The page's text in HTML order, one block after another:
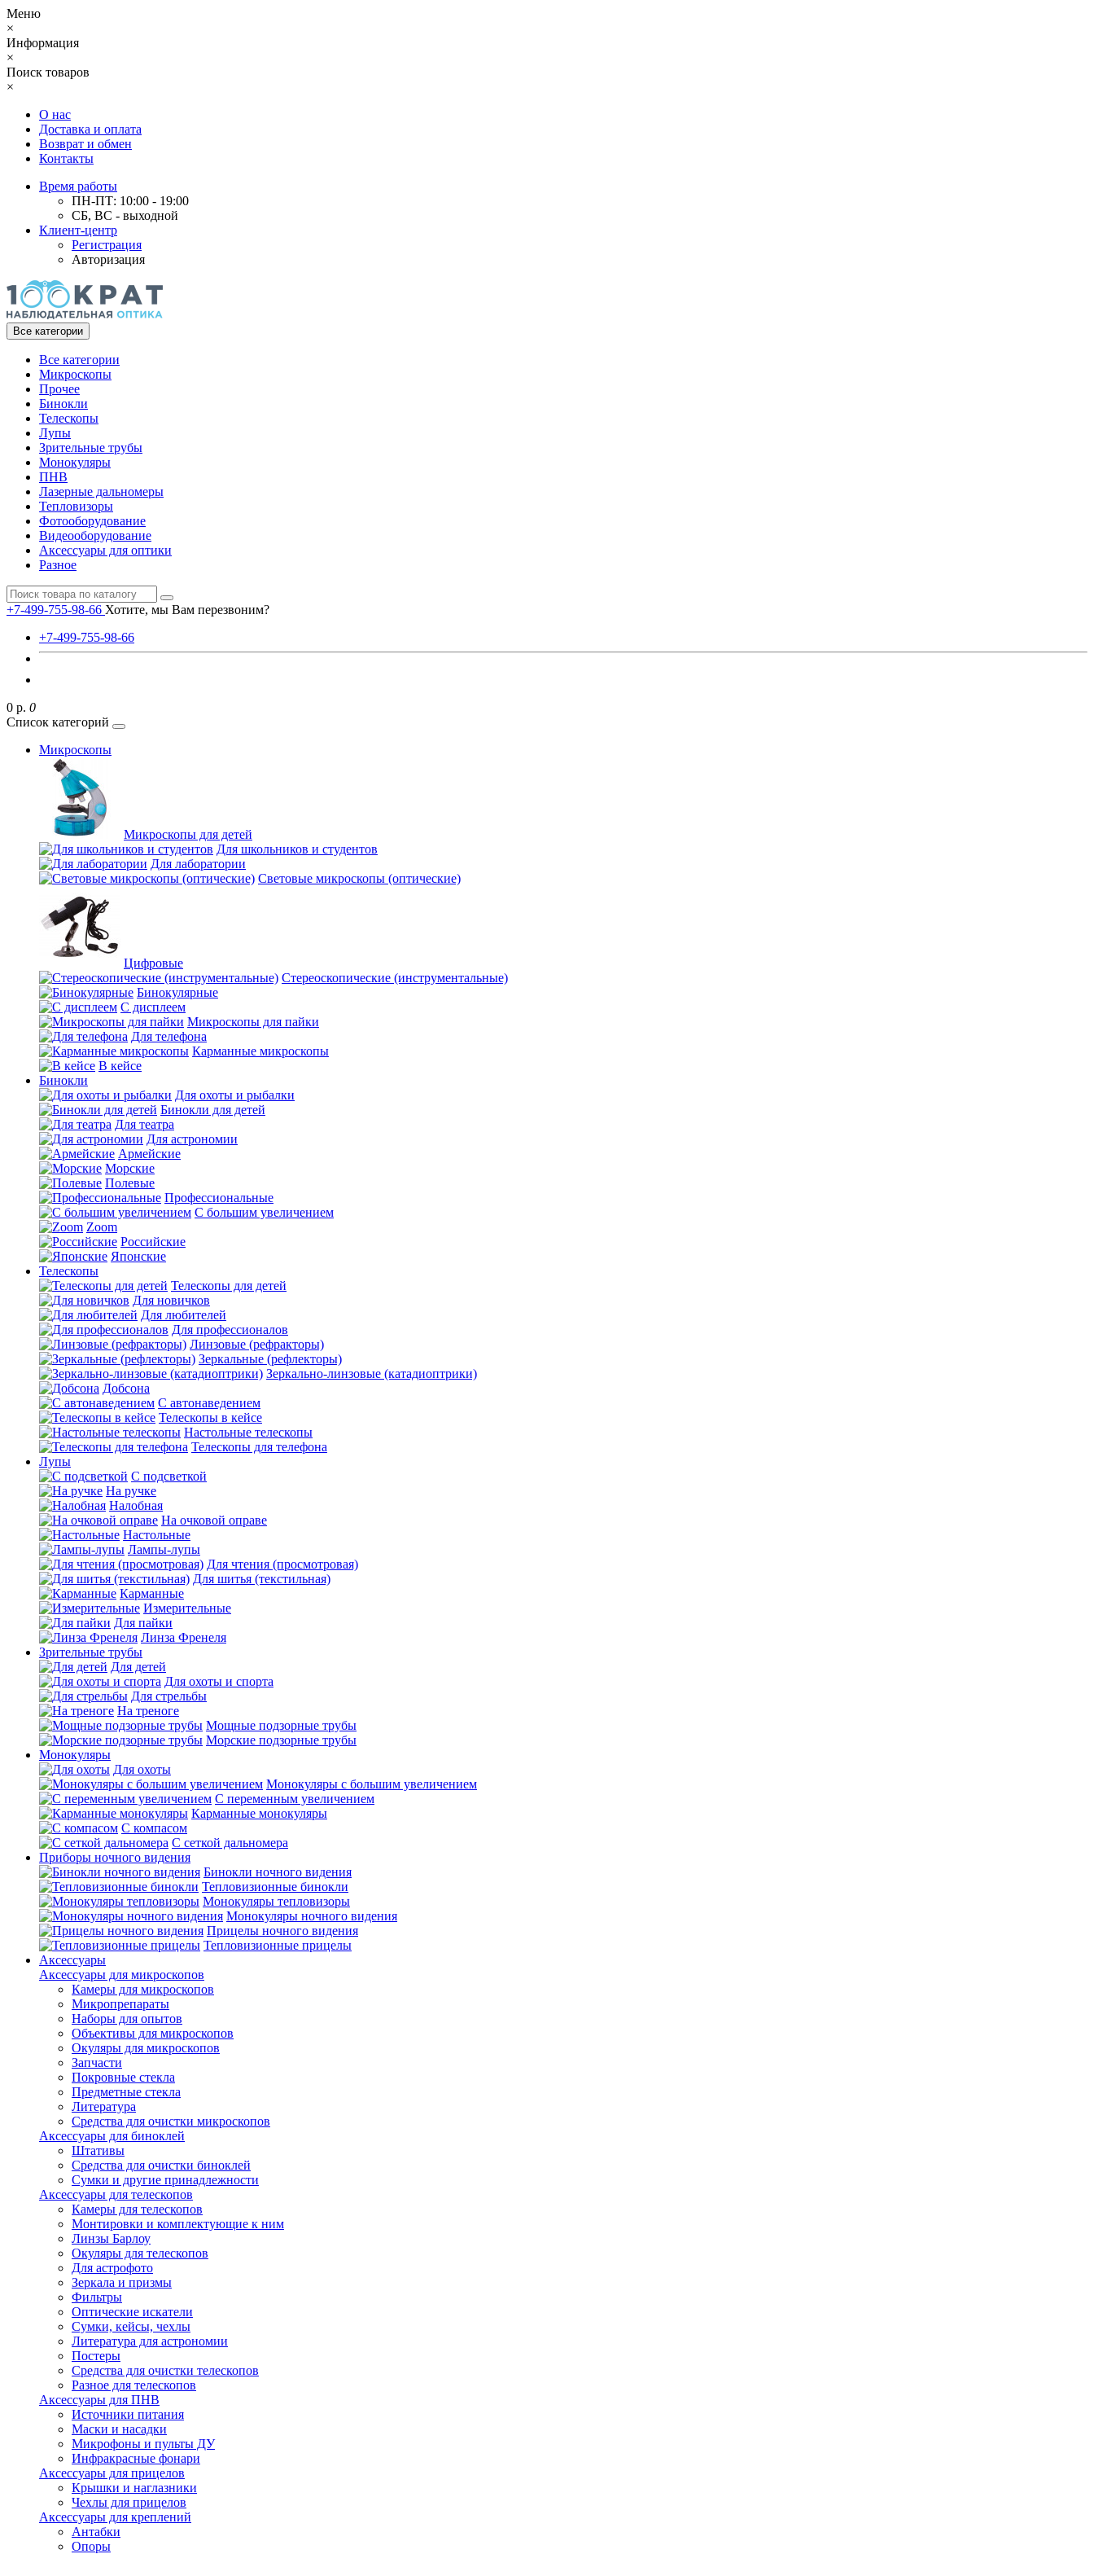
Меню
×
Информация
×
Поиск товаров
×
О нас
Доставка и оплата
Возврат и обмен
Контакты
Время работы
ПН-ПТ: 10:00 - 19:00
СБ, ВС - выходной
Клиент-центр
Регистрация
Авторизация
Все категории
Все категории
Микроскопы
Прочее
Бинокли
Телескопы
Лупы
Зрительные трубы
Монокуляры
ПНВ
Лазерные дальномеры
Тепловизоры
Фотооборудование
Видеооборудование
Аксессуары для оптики
Разное
+7-499-755-98-66 Хотите, мы Вам перезвоним?
+7-499-755-98-66
0 р. 0
Список категорий
Микроскопы
Микроскопы для детей
Для школьников и студентов
Для лаборатории
Световые микроскопы (оптические)
Цифровые
Стереоскопические (инструментальные)
Бинокулярные
С дисплеем
Микроскопы для пайки
Для телефона
Карманные микроскопы
В кейсе
Бинокли
Для охоты и рыбалки
Бинокли для детей
Для театра
Для астрономии
Армейские
Морские
Полевые
Профессиональные
С большим увеличением
Zoom
Российские
Японские
Телескопы
Телескопы для детей
Для новичков
Для любителей
Для профессионалов
Линзовые (рефракторы)
Зеркальные (рефлекторы)
Зеркально-линзовые (катадиоптрики)
Добсона
С автонаведением
Телескопы в кейсе
Настольные телескопы
Телескопы для телефона
Лупы
С подсветкой
На ручке
Налобная
На очковой оправе
Настольные
Лампы-лупы
Для чтения (просмотровая)
Для шитья (текстильная)
Карманные
Измерительные
Для пайки
Линза Френеля
Зрительные трубы
Для детей
Для охоты и спорта
Для стрельбы
На треноге
Мощные подзорные трубы
Морские подзорные трубы
Монокуляры
Для охоты
Монокуляры с большим увеличением
С переменным увеличением
Карманные монокуляры
С компасом
С сеткой дальномера
Приборы ночного видения
Бинокли ночного видения
Тепловизионные бинокли
Монокуляры тепловизоры
Монокуляры ночного видения
Прицелы ночного видения
Тепловизионные прицелы
Аксессуары
Аксессуары для микроскопов
Камеры для микроскопов
Микропрепараты
Наборы для опытов
Объективы для микроскопов
Окуляры для микроскопов
Запчасти
Покровные стекла
Предметные стекла
Литература
Средства для очистки микроскопов
Аксессуары для биноклей
Штативы
Средства для очистки биноклей
Сумки и другие принадлежности
Аксессуары для телескопов
Камеры для телескопов
Монтировки и комплектующие к ним
Линзы Барлоу
Окуляры для телескопов
Для астрофото
Зеркала и призмы
Фильтры
Оптические искатели
Сумки, кейсы, чехлы
Литература для астрономии
Постеры
Средства для очистки телескопов
Разное для телескопов
Аксессуары для ПНВ
Источники питания
Маски и насадки
Микрофоны и пульты ДУ
Инфракрасные фонари
Аксессуары для прицелов
Крышки и наглазники
Чехлы для прицелов
Аксессуары для креплений
Антабки
Опоры